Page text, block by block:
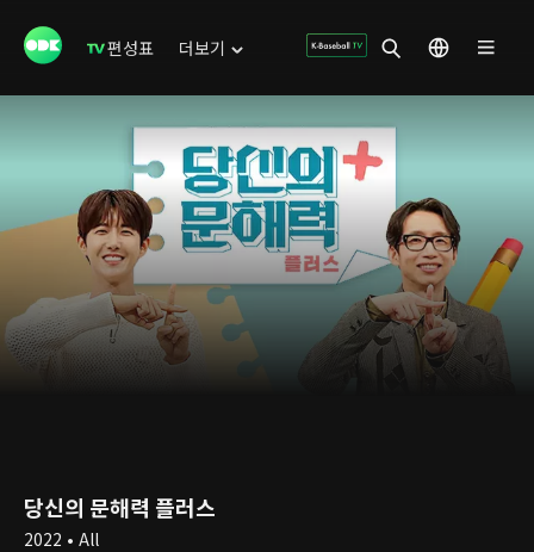
편성표 더보기
당신의 문해력 플러스
2022 • All